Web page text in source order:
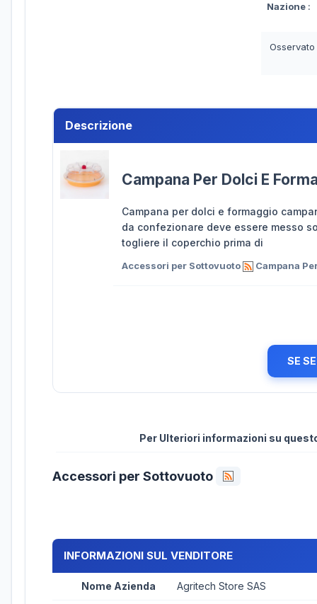
Nazione :
Descrizione
Campana Per Dolci E
Campana per dolci e formaggio
da confezionare deve essere messo
togliere il coperchio prima di
Accessori per Sottovuoto Campana
SE
Per Ulteriori informazioni su
Accessori per Sottovuoto
INFORMAZIONI SUL VENDITORE
Nome Azienda Agritech Store SAS